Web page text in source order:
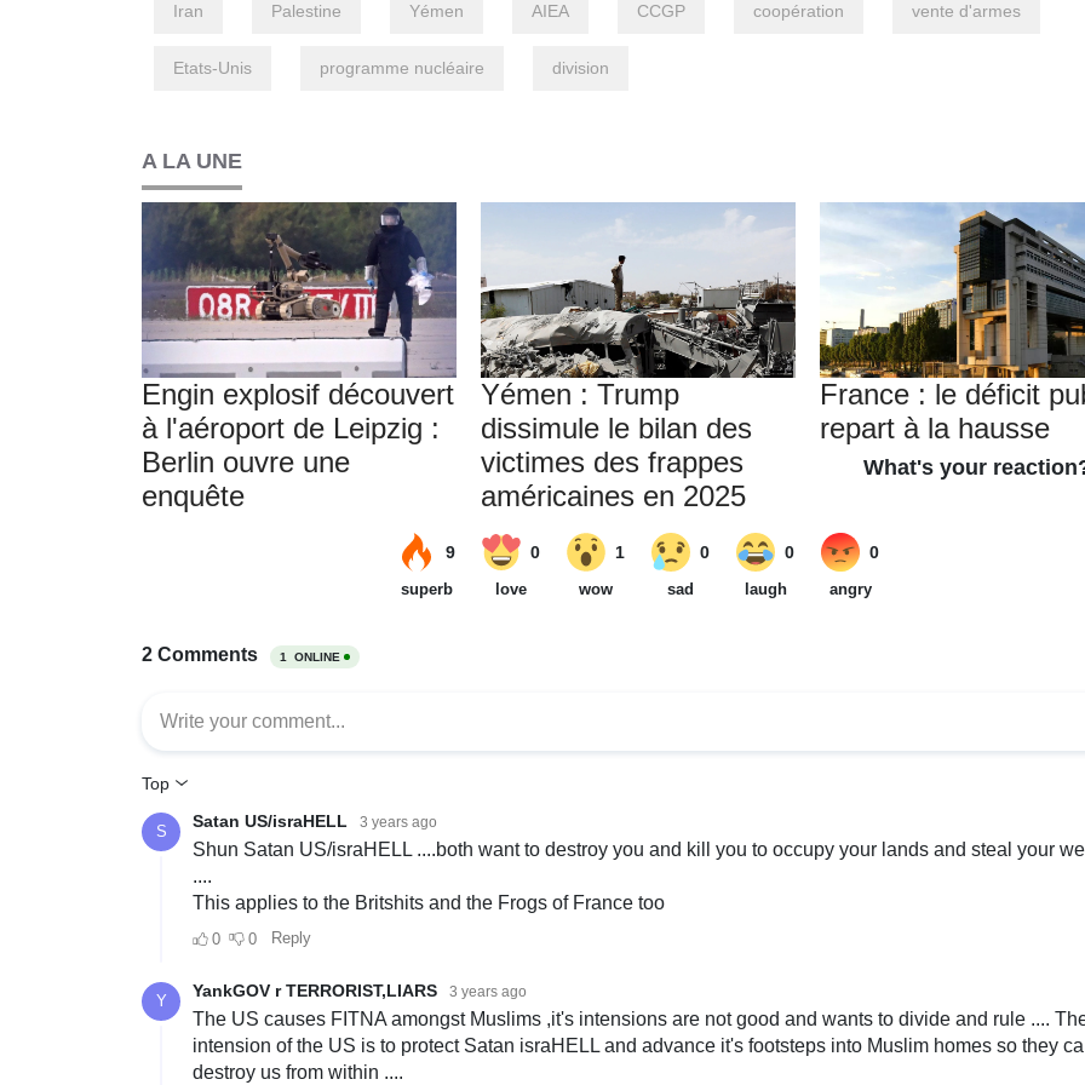
Iran Palestine Yémen AIEA CCGP coopération vente d'armes
Etats-Unis programme nucléaire division
A LA UNE
Engin explosif découvert
à l'aéroport de Leipzig :
Berlin ouvre une
enquête
Yémen : Trump
dissimule le bilan des
victimes des frappes
américaines en 2025
France : le déficit
repart à la hausse